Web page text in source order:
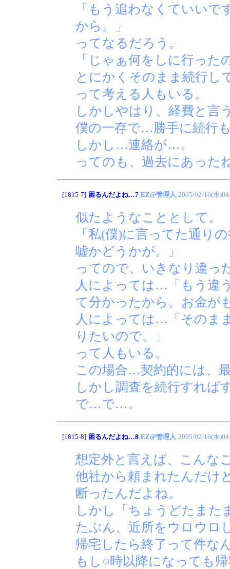
「もう追わなくていい
から。」
ってなるだろう。
「じゃぁ何をしに行った
とにかくそのまま続行し
って考える人もいる。
しかしやはり、経費と言
僕の一存で…勝手に続行
しかし…連絡が…。
ってのも、過去にあった
[1815-7] 困るんだよね…7 EZ@管理人 2005/02/16(水
似たようなこととして。
「私(僕)に言ってた通り
嘘かどうかが。」
ってので、いきなり違っ
人によっては…「もう違
て分かったから。お金が
人によっては…「そのま
りたいので。」
って人もいる。
この場合…契約的には、
しかし調査を続行すれ
で…で…。
[1815-8] 困るんだよね…8 EZ@管理人 2005/02/16(水
想定外と言えば、こんな
他社から頼まれたんだけ
断ったんだよね。
しかし「ちょうどたまた
たぶん、近所をウロウロ
帰宅したら終了って件な
もし○時以降になっても